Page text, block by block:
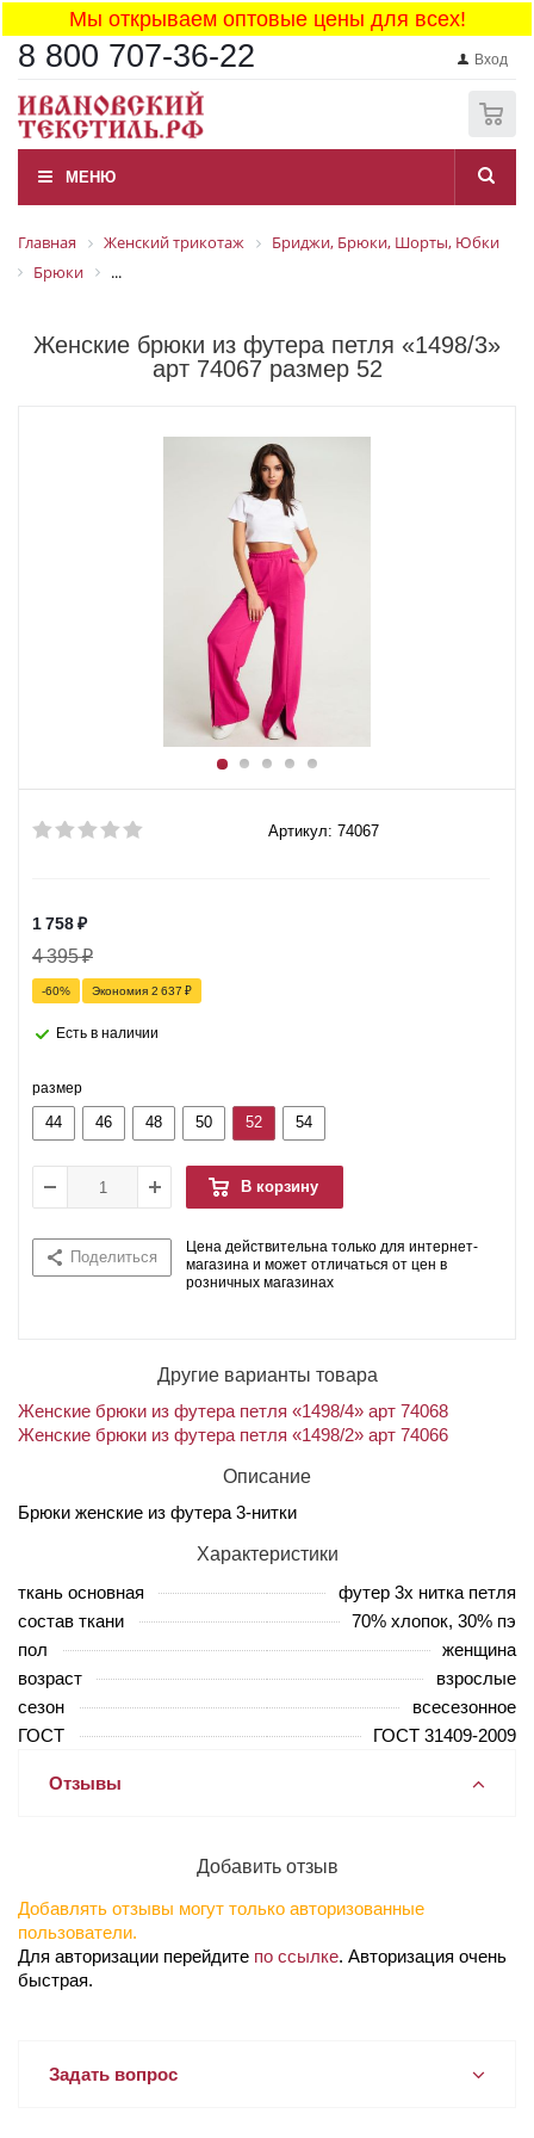
Мы открываем оптовые цены для всех!
8 800 707-36-22 Вход
МЕНЮ
Главная Женский трикотаж
Бриджи, Брюки, Шорты, Юбки
Брюки
...
Женские брюки из футера петля «1498/3»
арт 74067 размер 52
Артикул: 74067
1 758₽
4 395₽
-60% Экономия 2 637 ₽
Есть в наличии
размер
44 46 48 50 52 54
В корзину
Поделиться
Цена действительна только для интернет-
магазина и может отличаться от цен в
розничных магазинах
Другие варианты товара
Женские брюки из футера петля «1498/4» арт 74068
Женские брюки из футера петля «1498/2» арт 74066
Описание
Брюки женские из футера 3-нитки
Характеристики
ткань основная
футер 3х нитка петля
состав ткани
70% хлопок, 30% пэ
пол
женщина
возраст
взрослые
сезон
всесезонное
ГОСТ
ГОСТ 31409-2009
Отзывы
Добавить отзыв
Добавлять отзывы могут только авторизованные
пользователи.
Для авторизации перейдите по ссылке. Авторизация очень
быстрая.
Задать вопрос